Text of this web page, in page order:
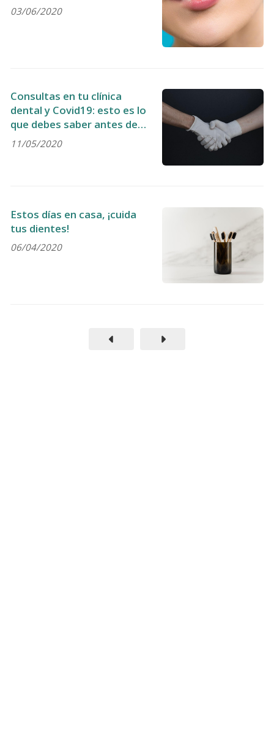
03/06/2020
Consultas en tu clínica
dental y Covid19: esto es lo
que debes saber antes de
venir
11/05/2020
Estos días en casa, ¡cuida
tus dientes!
06/04/2020